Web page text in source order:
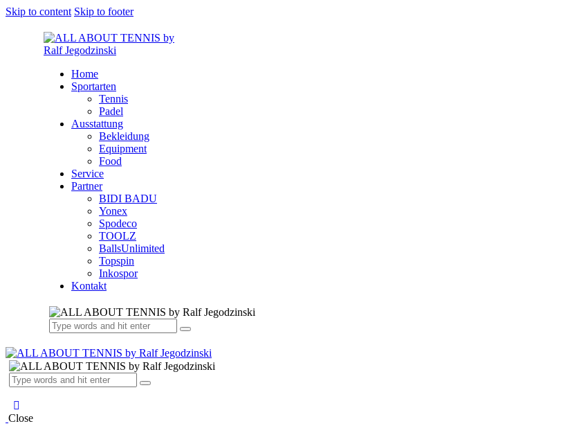
Skip to content Skip to footer
Home
Sportarten
Tennis
Padel
Ausstattung
Bekleidung
Equipment
Food
Service
Partner
BIDI BADU
Yonex
Spodeco
TOOLZ
BallsUnlimited
Topspin
Inkospor
Kontakt
Close